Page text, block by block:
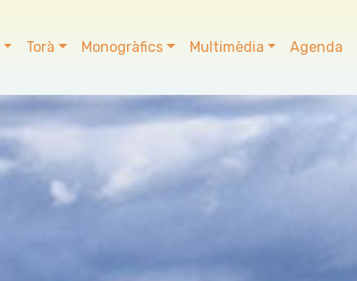
Torà Monogràfics Multimèdia Agenda